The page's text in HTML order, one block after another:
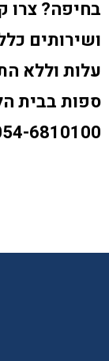
בחיפה? צרו
ושירותים
עלות וללא
ספות בבית
6810100.